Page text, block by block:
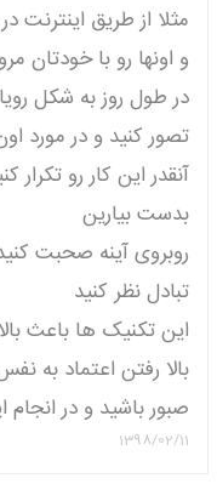
مثلا از طریق
و اونها رو با خودتان
در طول روز به شکل
تصور کنید و در مورد
آنقدر این کار رو تکرار
بدست بیارین
روبروی آینه صحبت
تبادل نظر کنید
این تکنیک ها باعث
بالا رفتن اعتماد به
صبور باشید و در
1398/02/11